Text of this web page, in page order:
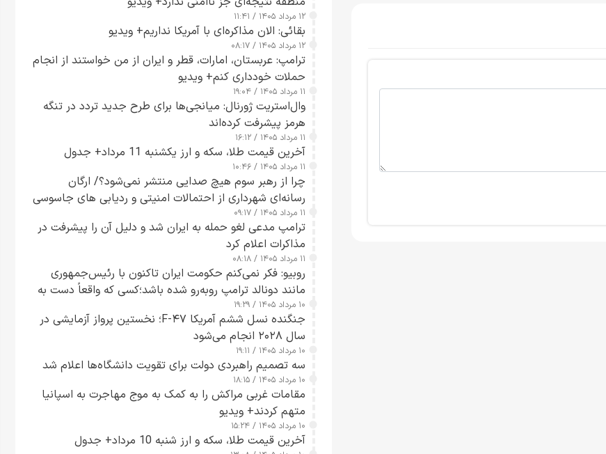
۱۲ مرداد ۱۴۰۵ / ۱۱:۴۱
بقائی: الان مذاکره‌ای با آمریکا نداریم+ ویدیو
۱۲ مرداد ۱۴۰۵ / ۰۸:۱۷
ترامپ: عربستان، امارات، قطر و ایران از من خواستند از انجام
حملات خودداری کنم+ ویدیو
۱۱ مرداد ۱۴۰۵ / ۱۹:۰۴
وال‌استریت ژورنال: میانجی‌ها برای طرح جدید تردد در تنگه
هرمز پیشرفت کرده‌اند
۱۱ مرداد ۱۴۰۵ / ۱۶:۱۲
آخرین قیمت طلا، سکه و ارز یکشنبه 11 مرداد+ جدول
۱۱ مرداد ۱۴۰۵ / ۱۰:۴۶
چرا از رهبر سوم هیچ صدایی منتشر نمی‌شود؟/ ارگان
رسانه‌ای شهرداری از احتمالات امنیتی و ردیابی های جاسوسی
گفت
۱۱ مرداد ۱۴۰۵ / ۰۹:۱۷
ترامپ مدعی لغو حمله به ایران شد و دلیل آن را پیشرفت در
مذاکرات اعلام کرد
۱۱ مرداد ۱۴۰۵ / ۰۸:۱۸
روبیو: فکر نمی‌کنم حکومت ایران تاکنون با رئیس‌جمهوری
مانند دونالد ترامپ روبه‌رو شده باشد؛کسی که واقعاً دست به
اقدام می‌زند
۱۰ مرداد ۱۴۰۵ / ۱۹:۲۹
جنگنده نسل ششم آمریکا F-۴۷؛ نخستین پرواز آزمایشی در
سال ۲۰۲۸ انجام می‌شود
۱۰ مرداد ۱۴۰۵ / ۱۹:۱۱
سه تصمیم راهبردی دولت برای تقویت دانشگاه‌ها اعلام شد
۱۰ مرداد ۱۴۰۵ / ۱۸:۱۵
مقامات غربی مراکش را به کمک به موج مهاجرت به اسپانیا
متهم کردند+ ویدیو
۱۰ مرداد ۱۴۰۵ / ۱۵:۲۴
آخرین قیمت طلا، سکه و ارز شنبه 10 مرداد+ جدول